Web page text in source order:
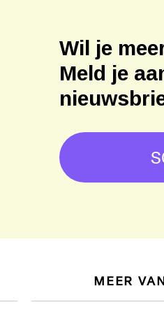
Wil je
Meld je
MEER